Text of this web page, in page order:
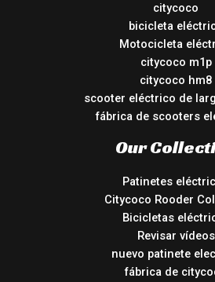
citycoco
bicicleta
Motocicleta
citycoco m1p
citycoco hm8
scooter eléctrico de
fábrica de scooters
Our
Patinetes
Citycoco Rooder
Bicicletas
Revisar vídeos
nuevo patinete
fábrica de